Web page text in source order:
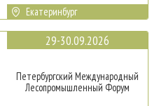
Екатеринбург
29-30.09.2026
Петербургский Международный
Лесопромышленный Форум